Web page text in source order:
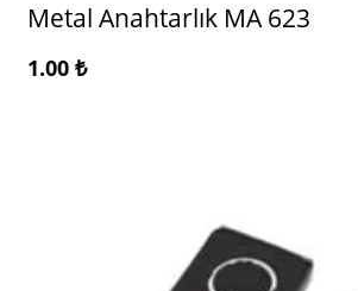
Metal Anahtarlık MA 623
1.00 ₺